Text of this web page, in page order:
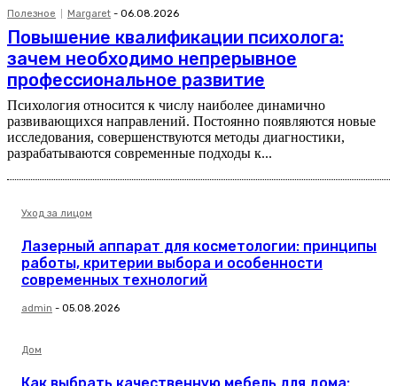
Полезное Margaret - 06.08.2026
Повышение квалификации психолога:
зачем необходимо непрерывное
профессиональное развитие
Психология относится к числу наиболее динамично
развивающихся направлений. Постоянно появляются новые
исследования, совершенствуются методы диагностики,
разрабатываются современные подходы к...
Уход за лицом
Лазерный аппарат для косметологии: принципы
работы, критерии выбора и особенности
современных технологий
admin - 05.08.2026
Дом
Как выбрать качественную мебель для дома: